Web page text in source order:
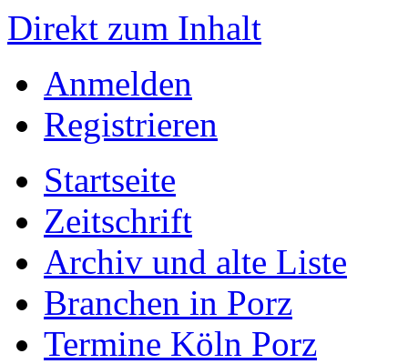
Direkt zum Inhalt
Anmelden
Registrieren
Startseite
Zeitschrift
Archiv und alte Liste
Branchen in Porz
Termine Köln Porz